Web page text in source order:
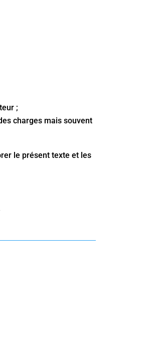
;
charges mais souvent
le présent texte et les